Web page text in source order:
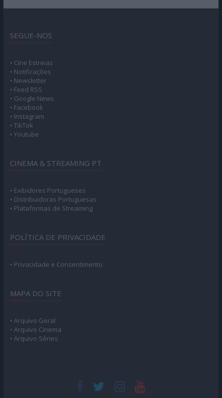
SEGUE-NOS
• Cine Estreias
• Notificações
• Newsletter
• Feed RSS
• Google News
• Facebook
• Instagram
• TikTok
• Youtube
CINEMA & STREAMING PT
• Exibidores Portugueses
• Distribuidoras Portuguesas
• Plataformas de Streaming
POLÍTICA DE PRIVACIDADE
• Privacidade e Consentimento
MAPA DO SITE
• Arquivo Geral
• Arquivo Cinema
• Arquivo Séries